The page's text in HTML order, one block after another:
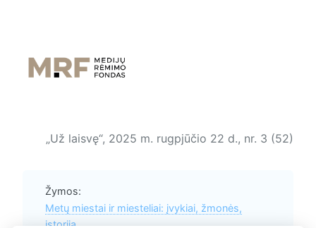
„Už laisvę“, 2025 m. rugpjūčio 22 d., nr. 3 (52)
Žymos:
Metų miestai ir miesteliai: įvykiai, žmonės,
istorija